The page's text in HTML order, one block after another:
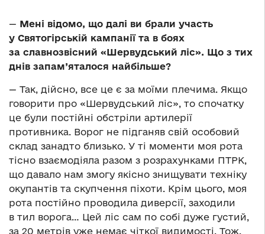
— Мені відомо, що далі ви брали участь
у Святогірській кампанії та в боях
за славнозвісний «Шервудський ліс». Що з тих
днів запам’яталося найбільше?
— Так, дійсно, все це є за моїми плечима. Якщо
говорити про «Шервудський ліс», то спочатку
це були постійні обстріли артилерії
противника. Ворог не підганяв свій особовий
склад занадто близько. У ті моменти моя рота
тісно взаємодіяла разом з розрахунками ПТРК,
що давало нам змогу якісно знищувати техніку
окупантів та скупчення піхоти. Крім цього, моя
рота постійно проводила диверсії, заходили
в тил ворога… Цей ліс сам по собі дуже густий,
за 20 метрів уже немає чіткої видимості. Тож,